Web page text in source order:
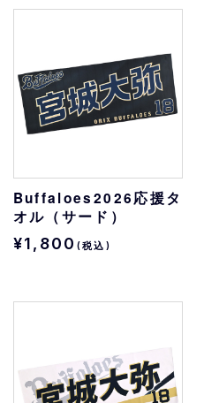
Buffaloes2026応援タ
オル（サード）
¥1,800 (税込)